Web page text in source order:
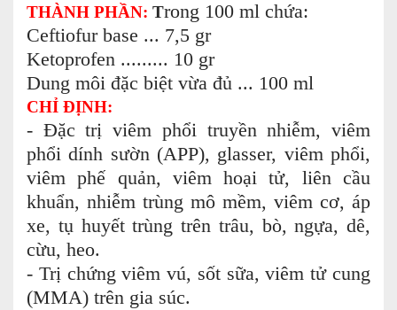
THÀNH PHẦN: Trong 100 ml chứa:
Ceftiofur base ... 7,5 gr
Ketoprofen ......... 10 gr
Dung môi đặc biệt vừa đủ ... 100 ml
CHỈ ĐỊNH:
- Đặc trị viêm phổi truyền nhiễm, viêm
phổi dính sườn (APP), glasser, viêm phổi,
viêm phế quản, viêm hoại tử, liên cầu
khuẩn, nhiễm trùng mô mềm, viêm cơ, áp
xe, tụ huyết trùng trên trâu, bò, ngựa, dê,
cừu, heo.
- Trị chứng viêm vú, sốt sữa, viêm tử cung
(MMA) trên gia súc.